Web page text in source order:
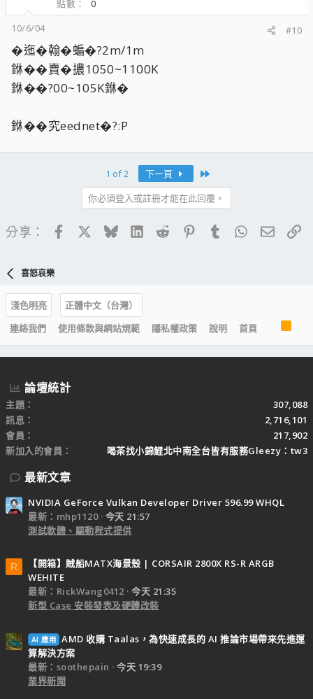
點數
0
10/6/04
#10
�迤�翰�蝙�?2m/1m
銝��賣�擃1050~1100K
銝��?00~105K銝�
銝��究eednet�?:P
1 of 2 下一頁
你必須登入或註冊才能在此回覆。
分享： FacebookBlueskyLinkedIn
Reddit PinterestTumblrWhatsApp
電子
喜怒哀樂
淺色明亮
正體中文（台灣）
連絡我們
使用條款與網站規範 隱私權政策 說明 首頁
S
論壇統計
主題
307,088
訊息
2,716,101
會員
217,902
新加入的會員
喝茶找小錦鯉北中南全台皆有服務Gleezy：tw3
最新文章
NVIDIA GeForce Vulkan Developer Driver 596.99 WHQL
最新：mhp1120
今天 21:57
測試軟體、驅動程式提供
R
【開箱】賊船MATX海景殼 | CORSAIR 2800X RS-R ARGB
WEHITE
最新：RickWang0412
今天 21:35
新型 Case 安裝發表及硬體改裝
AI 應用 AMD 收購 Taalas，為快速成長的 AI 推論市場帶來先進運
算解決方案
最新：soothepain
今天 19:39
業界新聞